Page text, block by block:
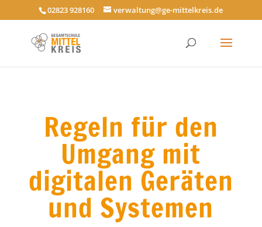
02823 928160 verwaltung@ge-mittelkreis.de
Regeln für den
Umgang mit
digitalen Geräten
und Systemen